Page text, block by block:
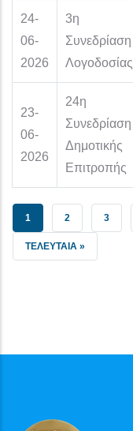
24-
06-
2026
3η
Συνεδρίαση
Λογοδοσίας
23-
06-
2026
24η
Συνεδρίαση
Δημοτικής
Επιτροπής
ΤΡΈΧΟΥΣΑ ΣΕΛΊΔΑ
1 ΣΕΛΊΔΑ
2 ΣΕΛΊΔΑ
3
LAST PAGE
ΤΕΛΕΥΤΑΊΑ »